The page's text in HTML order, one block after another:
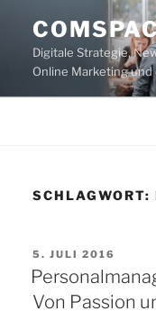
Inhalt
springen
Digitale Strategie,
Online Marketing
SCHLAGWORT:
VERÖFFENTLICHT
AM
5. JULI 2016
Von Passion